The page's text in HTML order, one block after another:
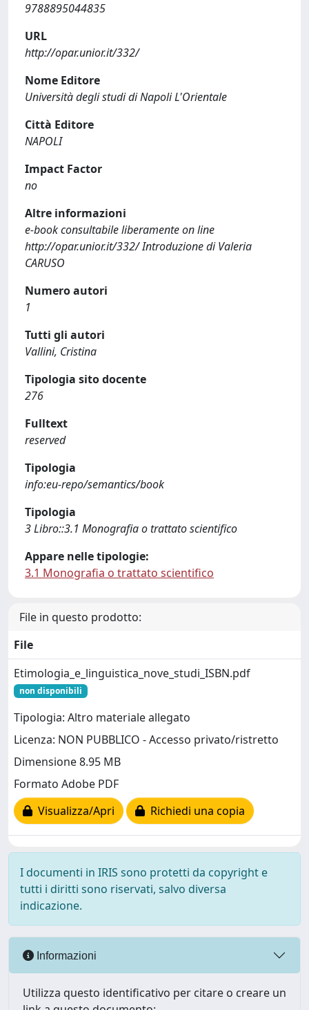
9788895044835
URL
http://opar.unior.it/332/
Nome Editore
Università degli studi di Napoli L'Orientale
Città Editore
NAPOLI
Impact Factor
no
Altre informazioni
e-book consultabile liberamente on line
http://opar.unior.it/332/ Introduzione di Valeria
CARUSO
Numero autori
1
Tutti gli autori
Vallini, Cristina
Tipologia sito docente
276
Fulltext
reserved
Tipologia
info:eu-repo/semantics/book
Tipologia
3 Libro::3.1 Monografia o trattato scientifico
Appare nelle tipologie:
3.1 Monografia o trattato scientifico
File in questo prodotto:
File
Etimologia_e_linguistica_nove_studi_ISBN.pdf
non disponibili
Tipologia: Altro materiale allegato
Licenza: NON PUBBLICO - Accesso privato/ristretto
Dimensione 8.95 MB
Formato Adobe PDF
Visualizza/Apri
Richiedi una copia
I documenti in IRIS sono protetti da copyright e
tutti i diritti sono riservati, salvo diversa
indicazione.
Informazioni
Utilizza questo identificativo per citare o creare un